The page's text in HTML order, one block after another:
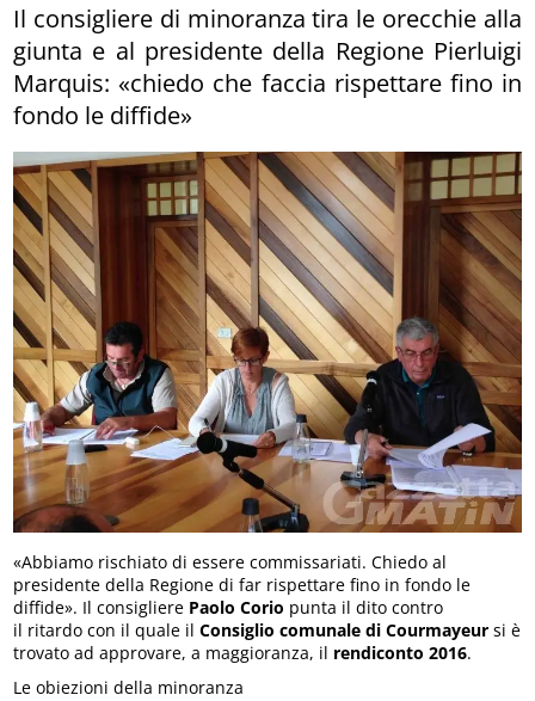
Il consigliere di minoranza tira le orecchie alla
giunta e al presidente della Regione Pierluigi
Marquis: «chiedo che faccia rispettare fino in
fondo le diffide»
«Abbiamo rischiato di essere commissariati. Chiedo al
presidente della Regione di far rispettare fino in fondo le
diffide». Il consigliere Paolo Corio punta il dito contro
il ritardo con il quale ilConsiglio comunale di Courmayeur si è
trovato ad approvare, a maggioranza, il rendiconto 2016.
Le obiezioni della minoranza